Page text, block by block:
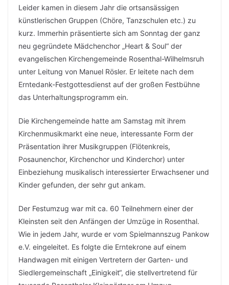
Leider kamen in diesem Jahr die ortsansässigen
künstlerischen Gruppen (Chöre, Tanzschulen etc.) zu
kurz. Immerhin präsentierte sich am Sonntag der ganz
neu gegründete Mädchenchor „Heart & Soul“ der
evangelischen Kirchengemeinde Rosenthal-Wilhelmsruh
unter Leitung von Manuel Rösler. Er leitete nach dem
Erntedank-Festgottesdienst auf der großen Festbühne
das Unterhaltungsprogramm ein.
Die Kirchengemeinde hatte am Samstag mit ihrem
Kirchenmusikmarkt eine neue, interessante Form der
Präsentation ihrer Musikgruppen (Flötenkreis,
Posaunenchor, Kirchenchor und Kinderchor) unter
Einbeziehung musikalisch interessierter Erwachsener und
Kinder gefunden, der sehr gut ankam.
Der Festumzug war mit ca. 60 Teilnehmern einer der
Kleinsten seit den Anfängen der Umzüge in Rosenthal.
Wie in jedem Jahr, wurde er vom Spielmannszug Pankow
e.V. eingeleitet. Es folgte die Erntekrone auf einem
Handwagen mit einigen Vertretern der Garten- und
Siedlergemeinschaft „Einigkeit“, die stellvertretend für